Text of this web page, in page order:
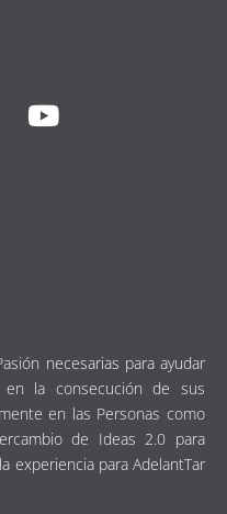
necesarias para ayudar
la consecución de sus
en las Personas como
de Ideas 2.0 para
experiencia para AdelantTar